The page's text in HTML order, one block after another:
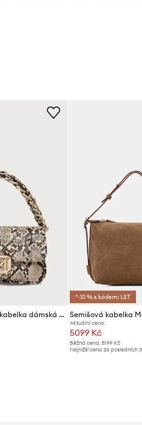
Marella crossbody kabelka dámská z imitace kůže MLAERA
*-10 % s kódem: LST
Aktuální cena:
5099 Kč
Běžná cena: 8199 Kč
Nejnižší cena za posledních